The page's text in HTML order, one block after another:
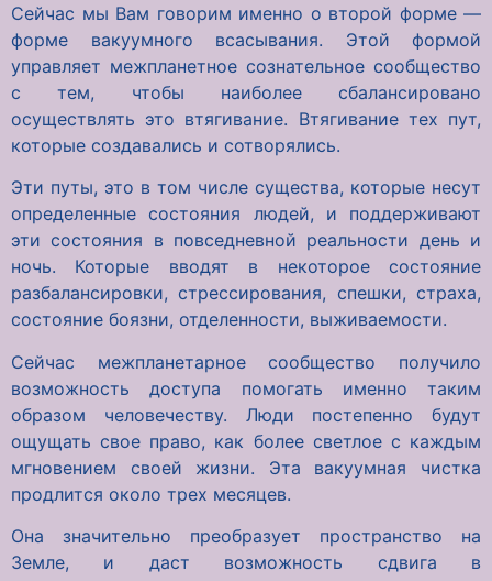
Сейчас мы Вам говорим именно о второй форме —
форме вакуумного всасывания. Этой формой
управляет межпланетное сознательное сообщество
с тем, чтобы наиболее сбалансировано
осуществлять это втягивание. Втягивание тех пут,
которые создавались и сотворялись.
Эти путы, это в том числе существа, которые несут
определенные состояния людей, и поддерживают
эти состояния в повседневной реальности день и
ночь. Которые вводят в некоторое состояние
разбалансировки, стрессирования, спешки, страха,
состояние боязни, отделенности, выживаемости.
Сейчас межпланетарное сообщество получило
возможность доступа помогать именно таким
образом человечеству. Люди постепенно будут
ощущать свое право, как более светлое с каждым
мгновением своей жизни. Эта вакуумная чистка
продлится около трех месяцев.
Она значительно преобразует пространство на
Земле, и даст возможность сдвига в